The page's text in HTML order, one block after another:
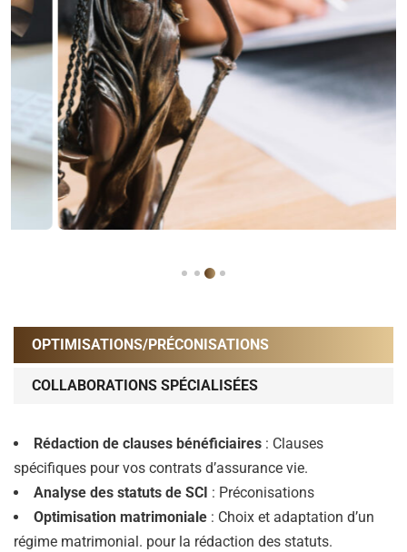
OPTIMISATIONS/PRÉCONISATIONS
COLLABORATIONS SPÉCIALISÉES
Rédaction de clauses bénéficiaires : Clauses
spécifiques pour vos contrats d’assurance vie.
Analyse des statuts de SCI : Préconisations
Optimisation matrimoniale : Choix et adaptation d’un
régime matrimonial. pour la rédaction des statuts.